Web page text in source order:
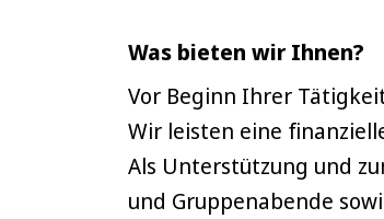
Was bieten wir Ihnen?
Vor Beginn Ihrer
Wir leisten eine
Als Unterstützung und
und Gruppenabende